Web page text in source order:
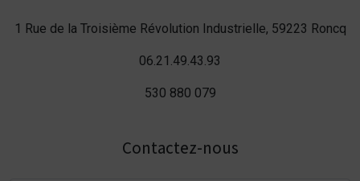
1 Rue de la Troisième Révolution Industrielle, 59223 Roncq
06.21.49.43.93
530 880 079
Contactez-nous